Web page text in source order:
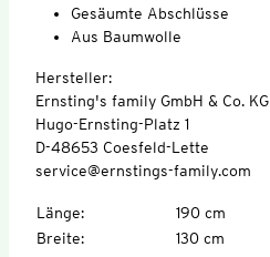
Gesäumte Abschlüsse
Aus Baumwolle
Hersteller:
Ernsting's family GmbH & Co. KG
Hugo-Ernsting-Platz 1
D-48653 Coesfeld-Lette
service@ernstings-family.com
Länge:
190 cm
Breite: 130 cm